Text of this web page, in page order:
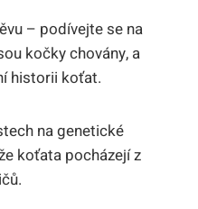
– ​podívejte se na
kočky ⁢chovány, a
historii koťat.
na ⁣genetické
koťata pocházejí z